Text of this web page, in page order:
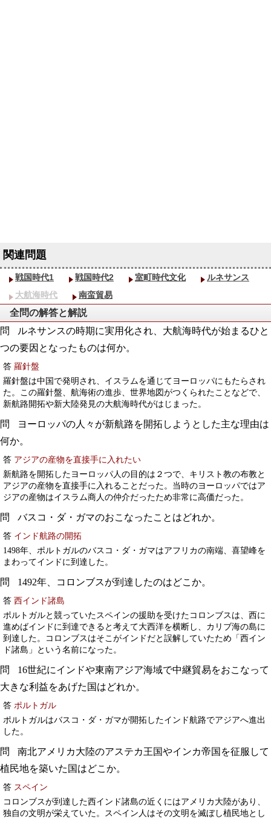
戦国時代1 戦国時代2 室町時代文化
ルネサンス
大航海時代
南蛮貿易
全問の解答と解説
ルネサンスの時期に実用化され、大航海時代が始まるひと
つの要因となったものは何か。
答 羅針盤
羅針盤は中国で発明され、イスラムを通じてヨーロッパにもたらされ
た。この羅針盤、航海術の進歩、世界地図がつくられたことなどで、
新航路開拓や新大陸発見の大航海時代がはじまった。
ヨーロッパの人々が新航路を開拓しようとした主な理由は
何か。
答 アジアの産物を直接手に入れたい
新航路を開拓したヨーロッパ人の目的は２つで、キリスト教の布教と
アジアの産物を直接手に入れることだった。当時のヨーロッパではア
ジアの産物はイスラム商人の仲介だったため非常に高価だった。
バスコ・ダ・ガマのおこなったことはどれか。
答 インド航路の開拓
1498年、ポルトガルのバスコ・ダ・ガマはアフリカの南端、喜望峰を
まわってインドに到達した。
1492年、コロンブスが到達したのはどこか。
答 西インド諸島
ポルトガルと競っていたスペインの援助を受けたコロンブスは、西に
進めばインドに到達できると考えて大西洋を横断し、カリブ海の島に
到達した。コロンブスはそこがインドだと誤解していたため「西イン
ド諸島」という名前になった。
16世紀にインドや東南アジア海域で中継貿易をおこなって
大きな利益をあげた国はどれか。
答 ポルトガル
ポルトガルはバスコ・ダ・ガマが開拓したインド航路でアジアへ進出
した。
南北アメリカ大陸のアステカ王国やインカ帝国を征服して
植民地を築いた国はどこか。
答 スペイン
コロンブスが到達した西インド諸島の近くにはアメリカ大陸があり、
独自の文明が栄えていた。スペイン人はその文明を滅ぼし植民地とし